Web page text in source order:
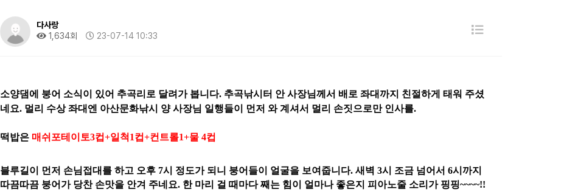
다사랑
1,634회
23-07-14 10:33
소양댐에 붕어 소식이 있어 추곡리로 달려가 봅니다. 추곡낚시터 안 사장님께서 배로 좌대까지 친절하게 태워 주셨
네요. 멀리 수상 좌대엔 아산문화낚시 양 사장님 일행들이 먼저 와 계셔서 멀리 손짓으로만 인사를.
떡밥은 매쉬포테이토3컵+일척1컵+컨트롤1+물 4컵
블루길이 먼저 손님접대를 하고 오후 7시 정도가 되니 붕어들이 얼굴을 보여줍니다. 새벽 3시 조금 넘어서 6시까지
따끔따끔 붕어가 당찬 손맛을 안겨 주네요. 한 마리 걸 때마다 째는 힘이 얼마나 좋은지 피아노줄 소리가 핑핑~~~~!!